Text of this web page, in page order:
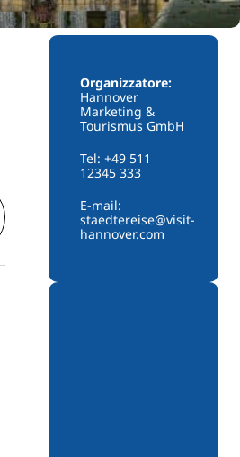
Organizzatore:
Hannover
Marketing &
Tourismus GmbH
Tel: +49 511
12345 333
E-mail:
staedtereise@visit-
hannover.com